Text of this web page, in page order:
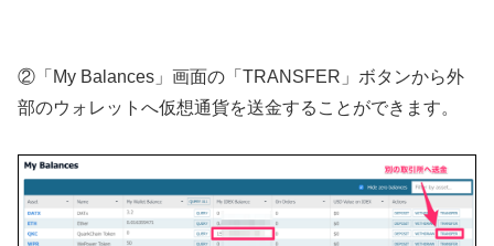
②「My Balances」画面の「TRANSFER」ボタンから外
部のウォレットへ仮想通貨を送金することができます。